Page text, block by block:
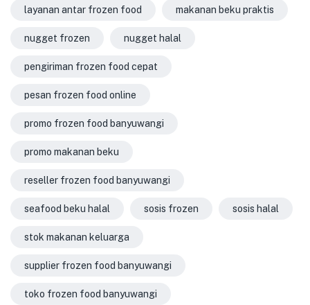
layanan antar frozen food makanan beku praktis
nugget frozen nugget halal
pengiriman frozen food cepat
pesan frozen food online
promo frozen food banyuwangi
promo makanan beku
reseller frozen food banyuwangi
seafood beku halal sosis frozen sosis halal
stok makanan keluarga
supplier frozen food banyuwangi
toko frozen food banyuwangi